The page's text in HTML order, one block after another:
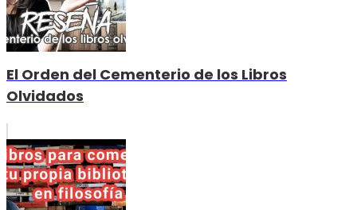
El Orden del Cementerio de los Libros
Olvidados